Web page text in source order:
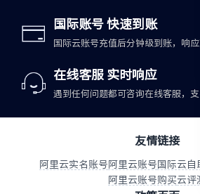
国际账号 快速到账
国际云账号充值后分钟级到账，响
在线客服 实时响应
遇到任何问题都可咨询在线客服，
友情链接
阿里云实名账号 阿里云账号 国际云自
阿里云账号购买云评